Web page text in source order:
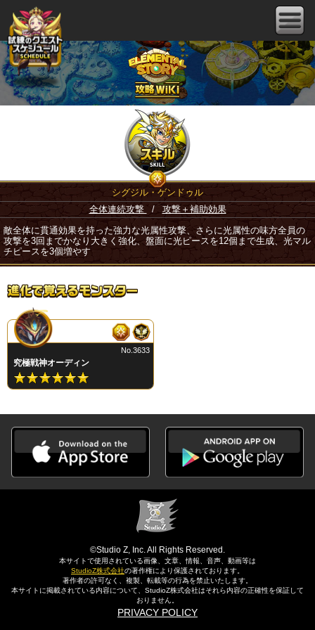
シグジル・ゲンドゥル
全体連続攻撃
/ 攻撃＋補助効果
敵全体に貫通効果を持った強力な光属性攻撃、さらに光属性の味方全員の
攻撃を3回までかなり大きく強化、盤面に光ピースを12個まで生成、光マル
チピースを3個増やす
究極戦神オーディン
No.3633
©Studio Z, Inc. All Rights Reserved.
本サイトで使用されている画像、文章、情報、音声、動画等は
StudioZ株式会社の著作権により保護されております。
著作者の許可なく、複製、転載等の行為を禁止いたします。
本サイトに掲載されている内容について、StudioZ株式会社はそれら内容の正確性を保証して
おりません。
PRIVACY POLICY